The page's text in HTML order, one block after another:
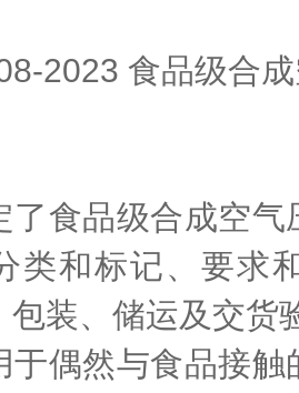
2023 食品级合
了食品级合成空
类和标记、要求
包装、储运及交货
于偶然与食品接